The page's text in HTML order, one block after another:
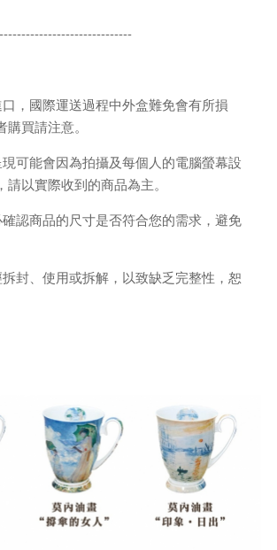
，國際運送過程中外盒難免會有所損
買請注意。
可能會因為拍攝及每個人的電腦螢幕設
以實際收到的商品為主。
認商品的尺寸是否符合您的需求，避免
封、使用或拆解，以致缺乏完整性，恕